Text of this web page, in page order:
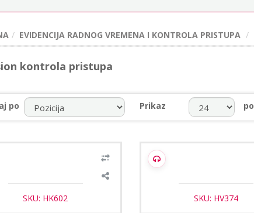
EVIDENCIJA RADNOG VREMENA I KONTROLA PRISTUPA
kontrola pristupa
po Prikaz
DS-K1107AE Wiegand
SKU: HK602
Hikvision DS-KD-E citac
SKU: HV374